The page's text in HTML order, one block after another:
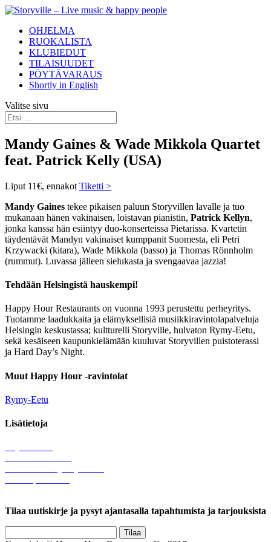
OHJELMA
RUOKALISTA
KLUBIEDUT
TILAISUUDET
PÖYTÄVARAUS
Shortly in English
Valitse sivu
Mandy Gaines & Wade Mikkola Quartet
feat. Patrick Kelly (USA)
Liput 11€, ennakot Tiketti >
Mandy Gaines tekee pikaisen paluun Storyvillen lavalle ja tuo
mukanaan hänen vakinaisen, loistavan pianistin, Patrick Kellyn,
jonka kanssa hän esiintyy duo-konserteissa Pietarissa. Kvartetin
täydentävät Mandyn vakinaiset kumppanit Suomesta, eli Petri
Krzywacki (kitara), Wade Mikkola (basso) ja Thomas Rönnholm
(rummut). Luvassa jälleen sielukasta ja svengaavaa jazzia!
Tehdään Helsingistä hauskempi!
Happy Hour Restaurants on vuonna 1993 perustettu perheyritys.
Tuotamme laadukkaita ja elämyksellisiä musiikkiravintolapalveluja
Helsingin keskustassa; kultturelli Storyville, hulvaton Rymy-Eetu,
sekä kesäiseen kaupunkielämään kuuluvat Storyvillen puistoterassi
ja Hard Day’s Night.
Muut Happy Hour -ravintolat
Rymy-Eetu
Lisätietoja
Tilaa uutiskirje ja pysyt ajantasalla tapahtumista ja tarjouksista